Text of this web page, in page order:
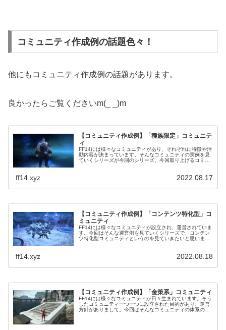
コミュニティ作成例の話題色々！
他にもコミュニティ作成例の話題があります。
良かったらご覧くださいm(_ _)m
【コミュニティ作成例】「種族限定」コミュニテ
ィ
FF14には様々なコミュニティがあり、それぞれに特徴や活
動内容が決まっています。そんなコミュニティの実例を見
ていくシリーズが今回のシリーズ。今回取り上げるコミュ
ff14.xyz 2022.08.17
【コミュニティ作成例】「コンテンツ特化型」コ
ミュニティ
FF14には様々なコミュニティが設立され、運営されていま
す。今回はそんな運営例を見ていくシリーズで、コンテン
ツ特化型コミュニティというのを見ていきたいと思いま
ff14.xyz 2022.08.18
【コミュニティ作成例】「金策系」コミュニティ
FF14には様々なコミュニティが日々生まれています。そう
したコミュニティ一つ一つに設立された目的があり、運営
方針がありまして。今回はそんなコミュニティの体系の一